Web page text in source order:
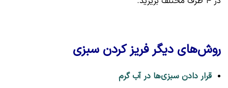
روش‌های دیگر فریز کردن سبزی
قرار دادن سبزی‌ها در آب گرم